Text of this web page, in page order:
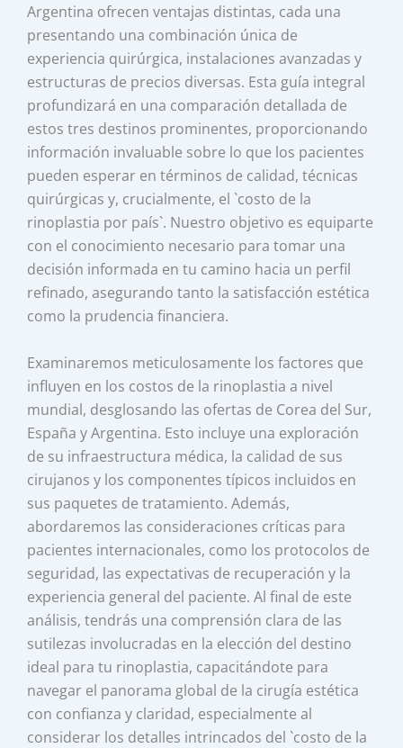
Argentina ofrecen ventajas distintas, cada una
presentando una combinación única de
experiencia quirúrgica, instalaciones avanzadas y
estructuras de precios diversas. Esta guía integral
profundizará en una comparación detallada de
estos tres destinos prominentes, proporcionando
información invaluable sobre lo que los pacientes
pueden esperar en términos de calidad, técnicas
quirúrgicas y, crucialmente, el `costo de la
rinoplastia por país`. Nuestro objetivo es equiparte
con el conocimiento necesario para tomar una
decisión informada en tu camino hacia un perfil
refinado, asegurando tanto la satisfacción estética
como la prudencia financiera.
Examinaremos meticulosamente los factores que
influyen en los costos de la rinoplastia a nivel
mundial, desglosando las ofertas de Corea del Sur,
España y Argentina. Esto incluye una exploración
de su infraestructura médica, la calidad de sus
cirujanos y los componentes típicos incluidos en
sus paquetes de tratamiento. Además,
abordaremos las consideraciones críticas para
pacientes internacionales, como los protocolos de
seguridad, las expectativas de recuperación y la
experiencia general del paciente. Al final de este
análisis, tendrás una comprensión clara de las
sutilezas involucradas en la elección del destino
ideal para tu rinoplastia, capacitándote para
navegar el panorama global de la cirugía estética
con confianza y claridad, especialmente al
considerar los detalles intrincados del `costo de la